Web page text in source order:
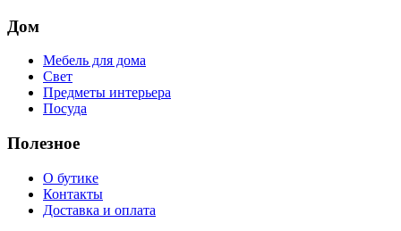
Дом
Мебель для дома
Свет
Предметы интерьера
Посуда
Полезное
О бутике
Контакты
Доставка и оплата